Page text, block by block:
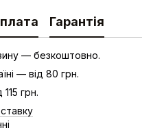
Гарантія
— безкоштовно.
— від 80 грн.
грн.